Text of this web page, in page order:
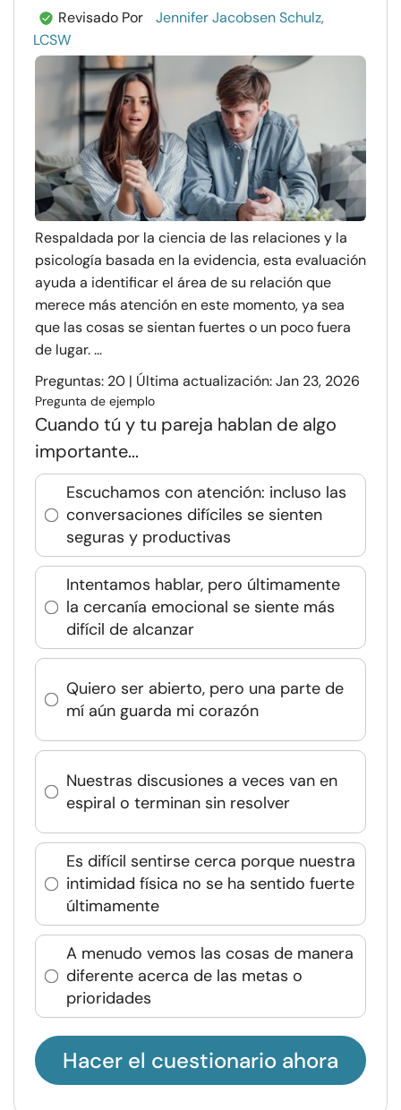
Revisado Por
Jennifer Jacobsen Schulz,
LCSW
Respaldada por la ciencia de las relaciones y la
psicología basada en la evidencia, esta evaluación
ayuda a identificar el área de su relación que
merece más atención en este momento, ya sea
que las cosas se sientan fuertes o un poco fuera
de lugar. ...
Preguntas: 20 | Última actualización: Jan 23, 2026
Pregunta de ejemplo
Cuando tú y tu pareja hablan de algo
importante...
Escuchamos con atención: incluso las
conversaciones difíciles se sienten
seguras y productivas
Intentamos hablar, pero últimamente
la cercanía emocional se siente más
difícil de alcanzar
Quiero ser abierto, pero una parte de
mí aún guarda mi corazón
Nuestras discusiones a veces van en
espiral o terminan sin resolver
Es difícil sentirse cerca porque nuestra
intimidad física no se ha sentido fuerte
últimamente
A menudo vemos las cosas de manera
diferente acerca de las metas o
prioridades
Hacer el cuestionario ahora